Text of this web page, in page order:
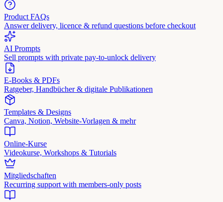
Product FAQs
Answer delivery, licence & refund questions before checkout
AI Prompts
Sell prompts with private pay-to-unlock delivery
E-Books & PDFs
Ratgeber, Handbücher & digitale Publikationen
Templates & Designs
Canva, Notion, Website-Vorlagen & mehr
Online-Kurse
Videokurse, Workshops & Tutorials
Mitgliedschaften
Recurring support with members-only posts